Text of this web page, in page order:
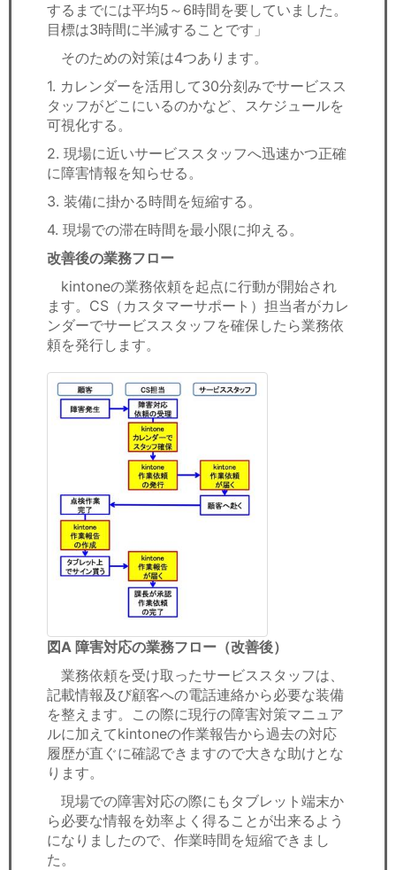
するまでには平均5～6時間を要していました。
目標は3時間に半減することです」
そのための対策は4つあります。
1. カレンダーを活用して30分刻みでサービスス
タッフがどこにいるのかなど、スケジュールを
可視化する。
2. 現場に近いサービススタッフへ迅速かつ正確
に障害情報を知らせる。
3. 装備に掛かる時間を短縮する。
4. 現場での滞在時間を最小限に抑える。
改善後の業務フロー
kintoneの業務依頼を起点に行動が開始され
ます。CS（カスタマーサポート）担当者がカレ
ンダーでサービススタッフを確保したら業務依
頼を発行します。
図A 障害対応の業務フロー（改善後）
業務依頼を受け取ったサービススタッフは、
記載情報及び顧客への電話連絡から必要な装備
を整えます。この際に現行の障害対策マニュア
ルに加えてkintoneの作業報告から過去の対応
履歴が直ぐに確認できますので大きな助けとな
ります。
現場での障害対応の際にもタブレット端末か
ら必要な情報を効率よく得ることが出来るよう
になりましたので、作業時間を短縮できまし
た。